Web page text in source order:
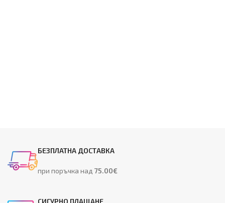
БЕЗПЛАТНА ДОСТАВКА
при поръчка над75.00€
СИГУРНО ПЛАЩАНЕ